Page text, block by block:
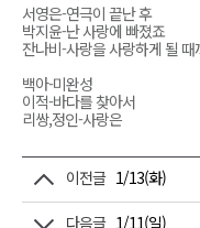
서영은-연극이 끝난 후
박지윤-난 사랑에 빠졌죠
잔나비-사랑을 사랑하게 될 때
백아-미완성
이적-바다를 찾아서
리쌍,정인-사랑은
이전글 1/13(화)
다음글 1/11(일)